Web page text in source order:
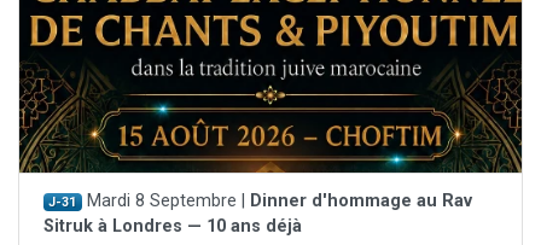
J-31 Mardi 8 Septembre |
Dinner d'hommage au Rav
Sitruk à Londres — 10 ans déjà